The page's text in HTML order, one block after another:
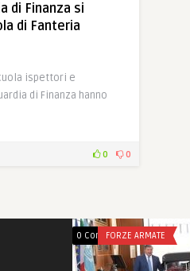
di Finanza si
di Fanteria
ispettori e
di Finanza hanno
0 0
0 CommentsFORZE ARMATE